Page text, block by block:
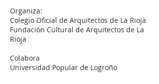
Organiza:
Colegio Oficial de Arquitectos de La Rioja
Fundación Cultural de Arquitectos de La
Rioja
Colabora
Universidad Popular de Logroño